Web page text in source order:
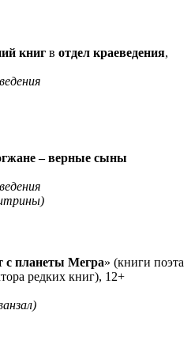
книг в отдел краеведения,
– верные сыны
с планеты Мегра» (книги поэта
редких книг), 12+